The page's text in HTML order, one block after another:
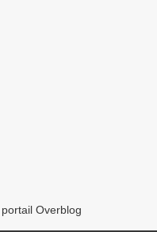
Overblog